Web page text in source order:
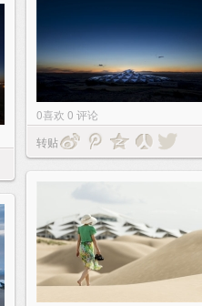
0喜欢 0 评论
转贴